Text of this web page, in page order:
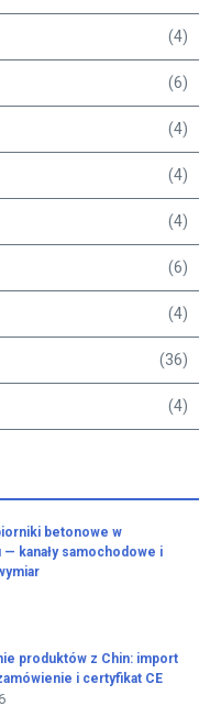
(4)
(6)
(4)
(4)
(4)
(6)
(4)
(36)
(4)
betonowe w
kanały samochodowe i
produktów z Chin: import
i certyfikat CE